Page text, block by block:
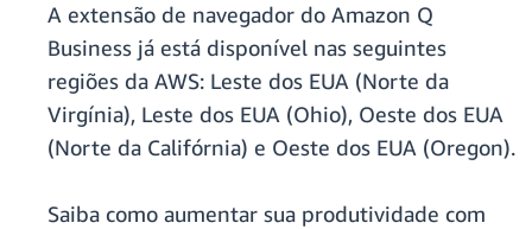
A extensão de navegador do Amazon Q
Business já está disponível nas seguintes
regiões da AWS: Leste dos EUA (Norte da
Virgínia), Leste dos EUA (Ohio), Oeste dos EUA
(Norte da Califórnia) e Oeste dos EUA (Oregon).
Saiba como aumentar sua produtividade com